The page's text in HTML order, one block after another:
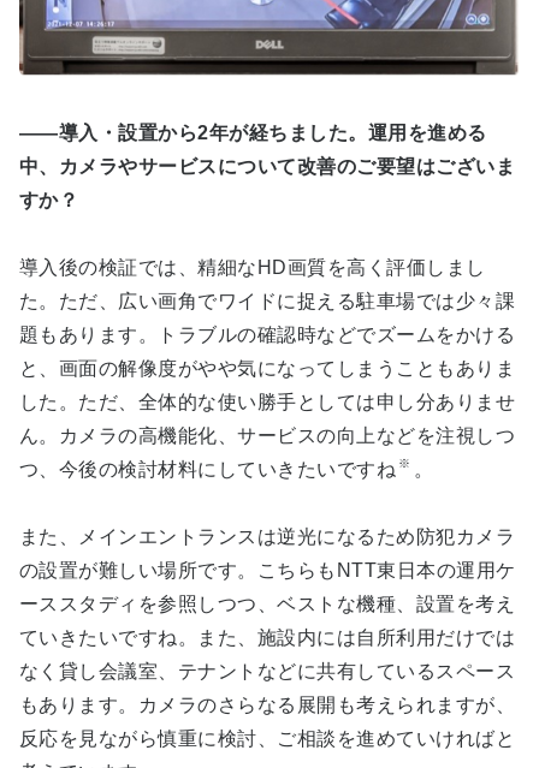
――導入・設置から2年が経ちました。運用を進める
中、カメラやサービスについて改善のご要望はございま
すか？
導入後の検証では、精細なHD画質を高く評価しまし
た。ただ、広い画角でワイドに捉える駐車場では少々課
題もあります。トラブルの確認時などでズームをかける
と、画面の解像度がやや気になってしまうこともありま
した。ただ、全体的な使い勝手としては申し分ありませ
ん。カメラの高機能化、サービスの向上などを注視しつ
つ、今後の検討材料にしていきたいですね ※ 。
また、メインエントランスは逆光になるため防犯カメラ
の設置が難しい場所です。こちらもNTT東日本の運用ケ
ーススタディを参照しつつ、ベストな機種、設置を考え
ていきたいですね。また、施設内には自所利用だけでは
なく貸し会議室、テナントなどに共有しているスペース
もあります。カメラのさらなる展開も考えられますが、
反応を見ながら慎重に検討、ご相談を進めていければと